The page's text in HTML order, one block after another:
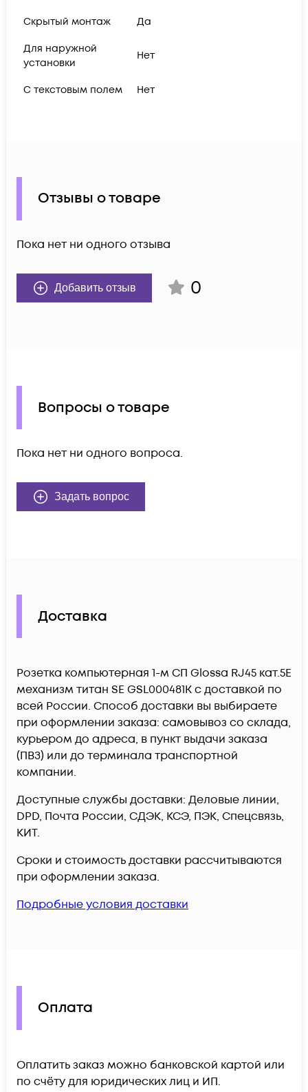
Скрытый монтаж Да
Для наружной
установки
Нет
С текстовым полем Нет
Отзывы о товаре
Пока нет ни одного отзыва
Добавить отзыв 0
Вопросы о товаре
Пока нет ни одного вопроса.
Задать вопрос
Доставка
Розетка компьютерная 1-м СП Glossa RJ45 кат.5E
механизм титан SE GSL000481K c доставкой по
всей России. Способ доставки вы выбираете
при оформлении заказа: самовывоз со склада,
курьером до адреса, в пункт выдачи заказа
(ПВЗ) или до терминала транспортной
компании.
Доступные службы доставки: Деловые линии,
DPD, Почта России, СДЭК, КСЭ, ПЭК, Спецсвязь,
КИТ.
Сроки и стоимость доставки рассчитываются
при оформлении заказа.
Подробные условия доставки
Оплата
Оплатить заказ можно банковской картой или
по счёту для юридических лиц и ИП.